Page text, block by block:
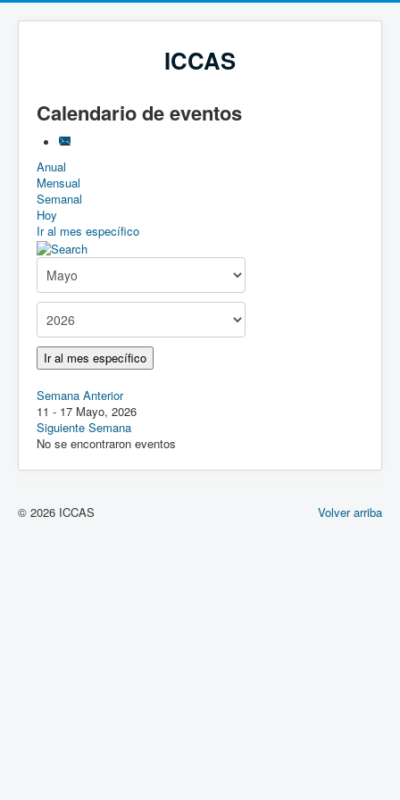
ICCAS
Calendario de eventos
Anual
Mensual
Semanal
Hoy
Ir al mes específico
Ir al mes específico
Semana Anterior
11 - 17 Mayo, 2026
Siguiente Semana
No se encontraron eventos
Volver arriba
© 2026 ICCAS